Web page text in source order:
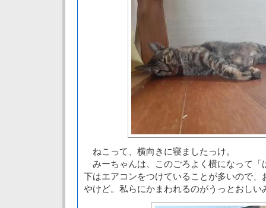
ねこって、横向きに寝ましたっけ。
みーちゃんは、このごろよく横になって「
下はエアコンをつけていることが多いので、
やけど。私らにかまわれるのがうっとおしい